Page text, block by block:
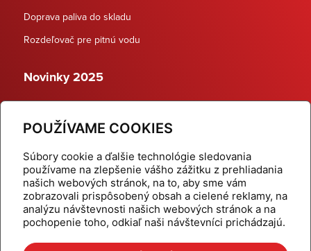
POUŽÍVAME COOKIES
Súbory cookie a ďalšie technológie sledovania
používame na zlepšenie vášho zážitku z prehliadania
našich webových stránok, na to, aby sme vám
zobrazovali prispôsobený obsah a cielené reklamy, na
analýzu návštevnosti našich webových stránok a na
pochopenie toho, odkiaľ naši návštevníci prichádzajú.
Doprava paliva do skladu
Rozdeľovač pre pitnú vodu
Novinky 2025
Dynamické termostatické ventily
Domov
Produkty
Aktuality
Odber šikovné tipy
Kalkulačky
Cenníky